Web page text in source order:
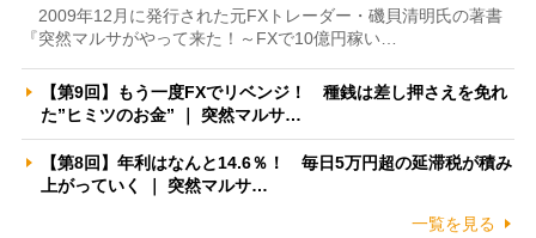
2009年12月に発行された元FXトレーダー・磯貝清明氏の著書
『突然マルサがやって来た！～FXで10億円稼い…
【第9回】もう一度FXでリベンジ！ 種銭は差し押さえを免れ
た”ヒミツのお金” ｜ 突然マルサ…
【第8回】年利はなんと14.6％！ 毎日5万円超の延滞税が積み
上がっていく ｜ 突然マルサ…
一覧を見る